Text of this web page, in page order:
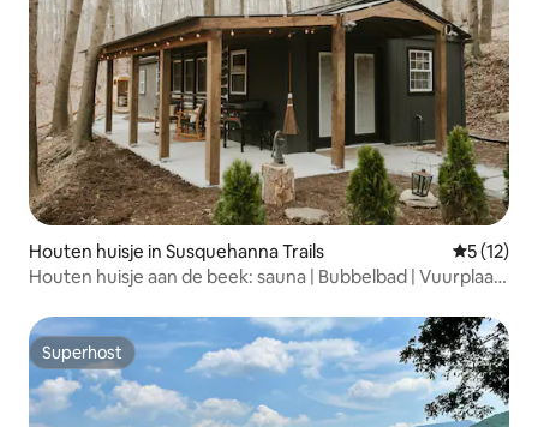
Houten huisje in Susquehanna Trails
5 (12)
Houten huisje aan de beek: sauna | Bubbelbad | Vuurplaats
Superhost
Superhost